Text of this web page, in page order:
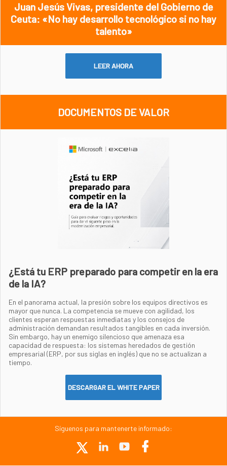
Juan Jesús Vivas, presidente del Gobierno de
Ceuta: «No hay desarrollo tecnológico si no hay
talento»
LEER AHORA
DOCUMENTOS DE VALOR
¿Está tu ERP preparado para competir en la era
de la IA?
En el panorama actual, la presión sobre los equipos directivos es
mayor que nunca. La competencia se mueve con agilidad, los
clientes esperan respuestas inmediatas y los consejos de
administración demandan resultados tangibles en cada inversión.
Sin embargo, hay un enemigo silencioso que amenaza esa
capacidad de respuesta: los sistemas heredados de gestión
empresarial (ERP, por sus siglas en inglés) que no se actualizan a
tiempo.
DESCARGAR EL WHITE PAPER
Síguenos para mantenerte informado: